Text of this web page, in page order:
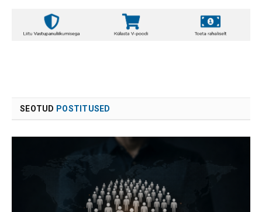
SEOTUD POSTITUSED